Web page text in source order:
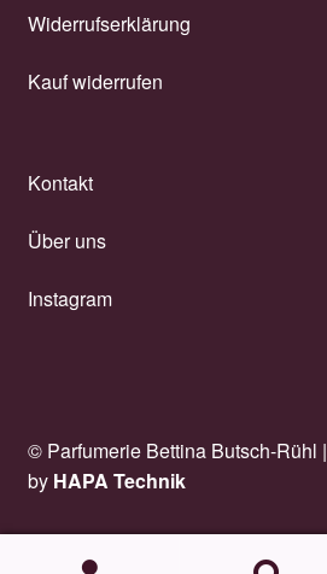
Widerrufserklärung
Kauf widerrufen
Kontakt
Über uns
Instagram
© Parfumerie Bettina Butsch-Rühl |
by HAPA Technik